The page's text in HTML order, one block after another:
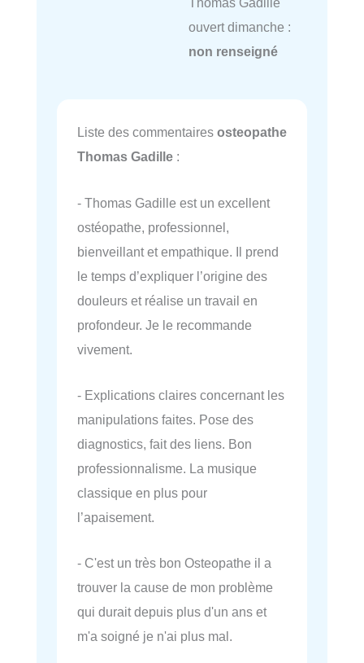
ouvert dimanche :
non renseigné
Liste des commentaires osteopathe
Thomas Gadille :
- Thomas Gadille est un excellent
ostéopathe, professionnel,
bienveillant et empathique. Il prend
le temps d’expliquer l’origine des
douleurs et réalise un travail en
profondeur. Je le recommande
vivement.
- Explications claires concernant les
manipulations faites. Pose des
diagnostics, fait des liens. Bon
professionnalisme. La musique
classique en plus pour
l’apaisement.
- C'est un très bon Osteopathe il a
trouver la cause de mon problème
qui durait depuis plus d'un ans et
m'a soigné je n'ai plus mal.